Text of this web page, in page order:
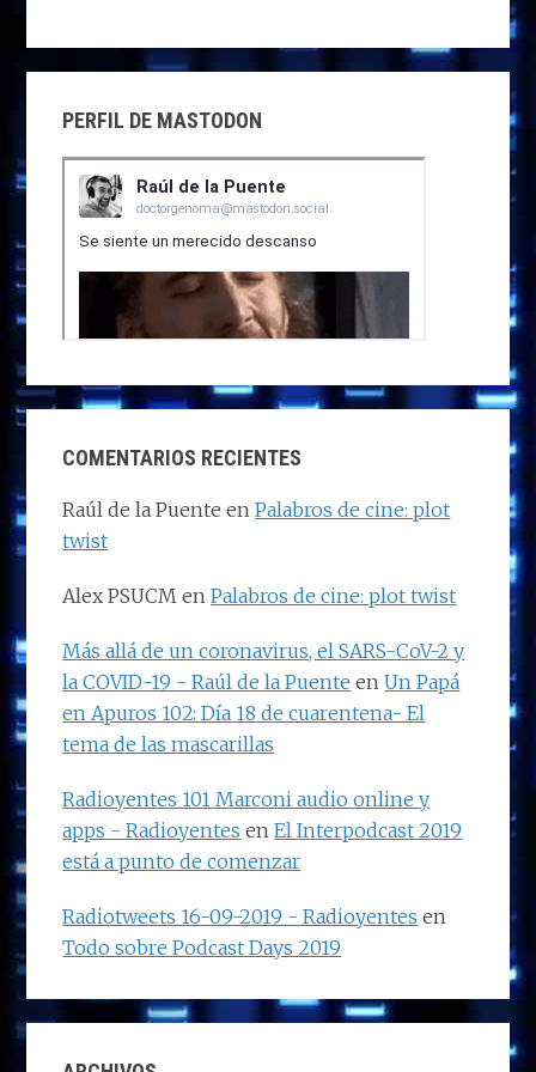
PERFIL DE MASTODON
COMENTARIOS RECIENTES
Raúl de la Puente enPalabros de cine: plot
twist
Alex PSUCM enPalabros de cine: plot twist
Más allá de un coronavirus, el SARS-CoV-2 y
la COVID-19 - Raúl de la Puente enUn Papá
en Apuros 102: Día 18 de cuarentena- El
tema de las mascarillas
Radioyentes 101 Marconi audio online y
apps - Radioyentes enEl Interpodcast 2019
está a punto de comenzar
Radiotweets 16-09-2019 - Radioyentes en
Todo sobre Podcast Days 2019